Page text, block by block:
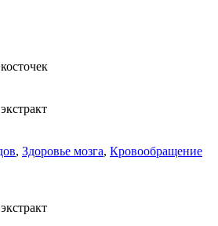
, Здоровье мозга, Кровообращение